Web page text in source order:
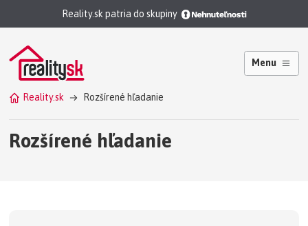
Reality.sk patria do skupiny
Menu
Reality.sk Rozšírené hľadanie
Rozšírené hľadanie